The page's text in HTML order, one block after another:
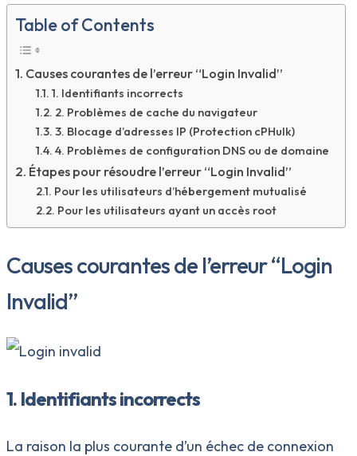
Table of Contents
Causes courantes de l’erreur “Login Invalid”
1. Identifiants incorrects
2. Problèmes de cache du navigateur
3. Blocage d’adresses IP (Protection cPHulk)
4. Problèmes de configuration DNS ou de domaine
Étapes pour résoudre l’erreur “Login Invalid”
Pour les utilisateurs d’hébergement mutualisé
Pour les utilisateurs ayant un accès root
Causes courantes de l’erreur “Login
Invalid”
1. Identifiants incorrects
La raison la plus courante d’un échec de connexion